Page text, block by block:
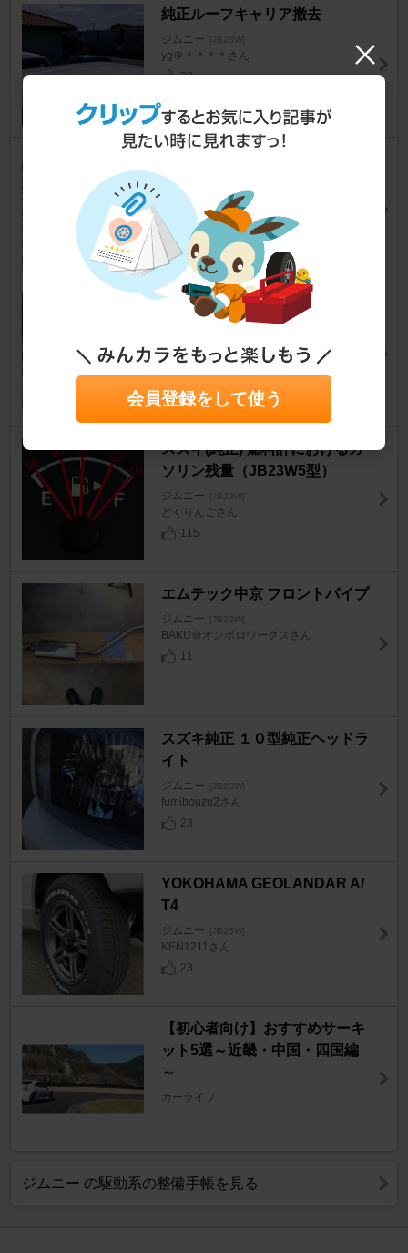
純正ルーフキャリア撤去
ジムニー [JB23W]
yg＠＊＊＊＊さん
23
ジムニー
おさるのジョージさん
クラッチワイヤーの張り調整♪2
2022ｋｍ。
ジムニー [JB23W]
車イジリおじちゃんさん
46
スズキ(純正) 燃料計におけるガ
ソリン残量（JB23W5型）
ジムニー [JB23W]
どくりんごさん
115
エムテック中京 フロントパイプ
ジムニー [JB23W]
BAKU＠オンボロワークスさん
11
スズキ純正 １０型純正ヘッドラ
イト
ジムニー [JB23W]
fumibouzu2さん
23
YOKOHAMA GEOLANDAR A/
T4
ジムニー [JB23W]
KEN1211さん
23
【初心者向け】おすすめサーキ
ット5選～近畿・中国・四国編
～
カーライフ
ジムニー の駆動系の整備手帳を見る
会員登録をして使う